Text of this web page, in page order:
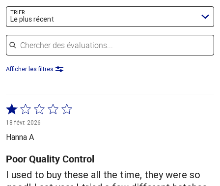
TRIER
Le plus récent
Chercher des évaluations
Afficher les filtres
Coté
1 sur
5
18 févr. 2026
Hanna A
Poor Quality Control
I used to buy these all the time, they were so